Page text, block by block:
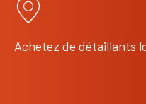
Achetez de détaillants